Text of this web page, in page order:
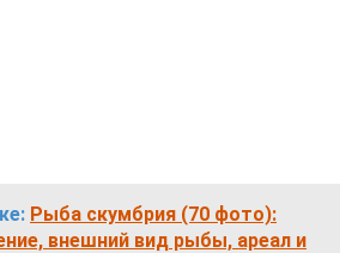
Рыба скумбрия (70 фото):
внешний вид рыбы, ареал и